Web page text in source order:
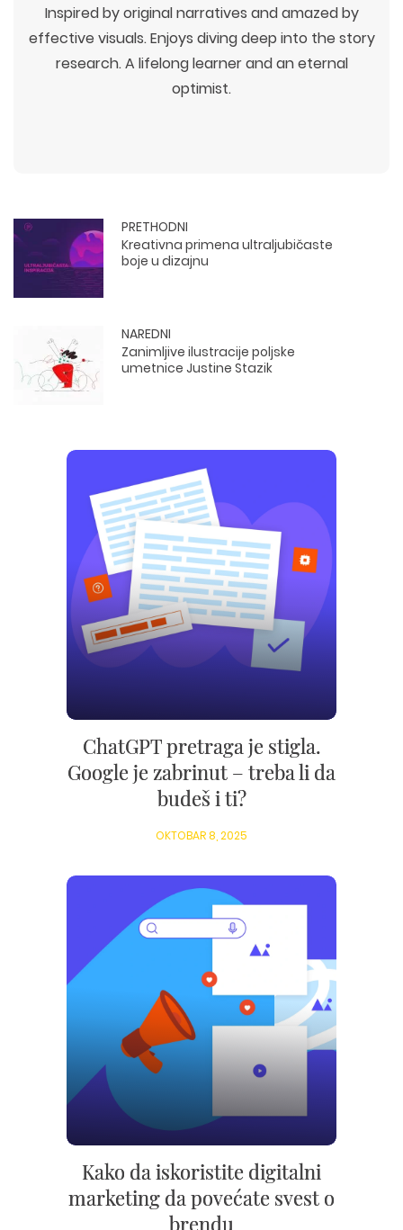
Inspired by original narratives and amazed by
effective visuals. Enjoys diving deep into the story
research. A lifelong learner and an eternal
optimist.
PRETHODNI
Kreativna primena ultraljubičaste
boje u dizajnu
NAREDNI
Zanimljive ilustracije poljske
umetnice Justine Stazik
ChatGPT pretraga je stigla.
Google je zabrinut – treba li da
budeš i ti?
OKTOBAR 8, 2025
Kako da iskoristite digitalni
marketing da povećate svest o
brendu